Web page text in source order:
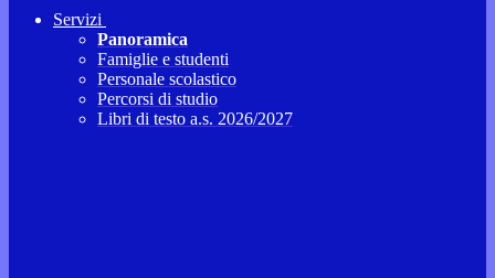
Servizi
Panoramica
Famiglie e studenti
Personale scolastico
Percorsi di studio
Libri di testo a.s. 2026/2027